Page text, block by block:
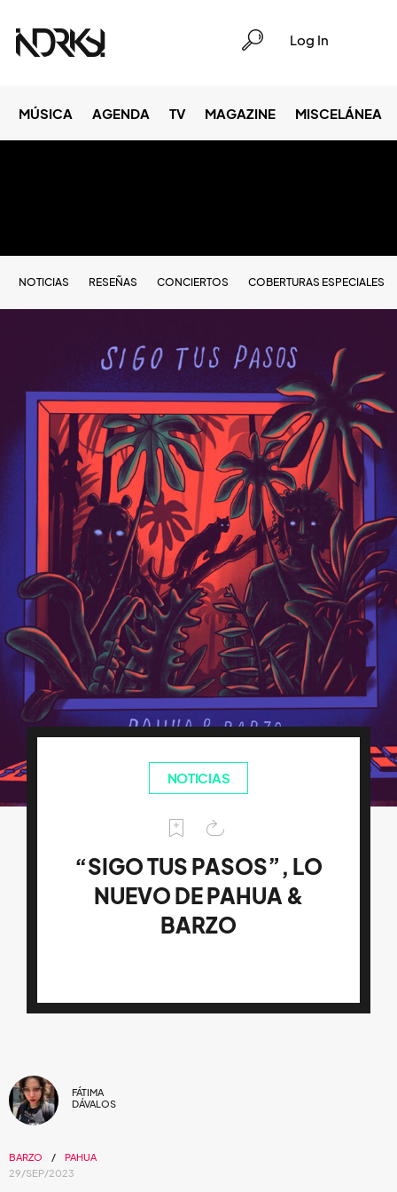
Log In
MÚSICA AGENDA TV MAGAZINE MISCELÁNEA
NOTICIAS RESEÑAS CONCIERTOS COBERTURAS ESPECIALES
NOTICIAS
“SIGO TUS PASOS”, LO
NUEVO DE PAHUA &
BARZO
FÁTIMA
DÁVALOS
BARZO
PAHUA
29/SEP/2023